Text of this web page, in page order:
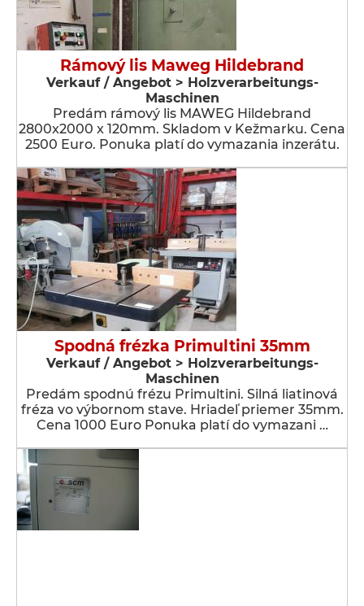
Rámový lis Maweg Hildebrand
Verkauf / Angebot > Holzverarbeitungs-
Maschinen
Predám rámový lis MAWEG Hildebrand
2800x2000 x 120mm. Skladom v Kežmarku. Cena
2500 Euro. Ponuka platí do vymazania inzerátu.
Spodná frézka Primultini 35mm
Verkauf / Angebot > Holzverarbeitungs-
Maschinen
Predám spodnú frézu Primultini. Silná liatinová
fréza vo výbornom stave. Hriadeľ priemer 35mm.
Cena 1000 Euro Ponuka platí do vymazani …